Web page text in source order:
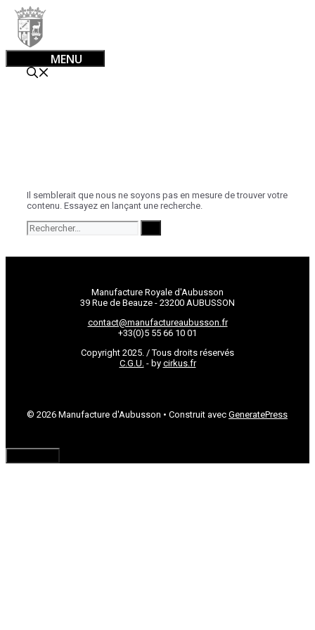
Aller
contenu
MENU
Il semblerait que nous ne soyons pas en mesure de trouver votre
contenu. Essayez en lançant une recherche.
Rechercher :
Manufacture Royale d'Aubusson
39 Rue de Beauze - 23200 AUBUSSON
contact@manufactureaubusson.fr
+33(0)5 55 66 10 01
Copyright 2025. / Tous droits réservés
C.G.U.- by cirkus.fr
© 2026 Manufacture d'Aubusson • Construit avec GeneratePress
Fermer